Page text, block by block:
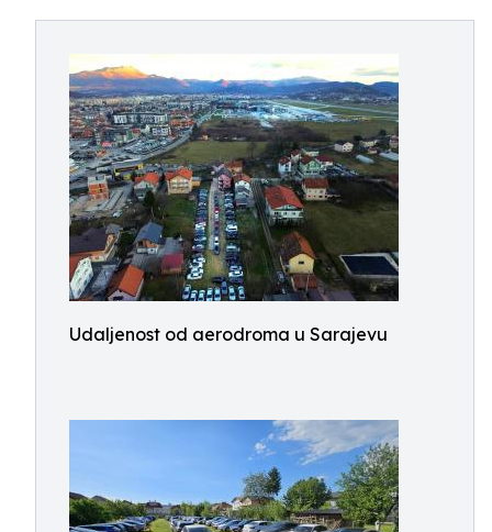
Udaljenost od aerodroma u Sarajevu